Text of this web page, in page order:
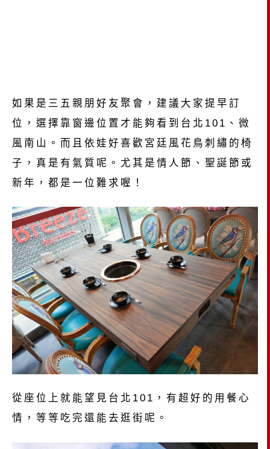
如果是三五親朋好友聚會，建議大家提早訂
位，選擇靠窗邊位置才能夠看到台北101、微
風南山。而且依娃好喜歡宮廷風花鳥刺繡的椅
子，真是有氣質呢。尤其是情人節、聖誕節或
新年，都是一位難求喔！
從座位上就能望見台北101，有超好的用餐心
情，等等吃完還能去逛街呢。